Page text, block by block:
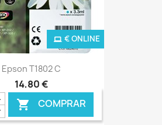
Epson T1802 C
14,80 €
 COMPRAR
€ ONLINE